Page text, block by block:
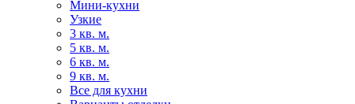
Мини-кухни
Узкие
3 кв. м.
5 кв. м.
6 кв. м.
9 кв. м.
Все для кухни